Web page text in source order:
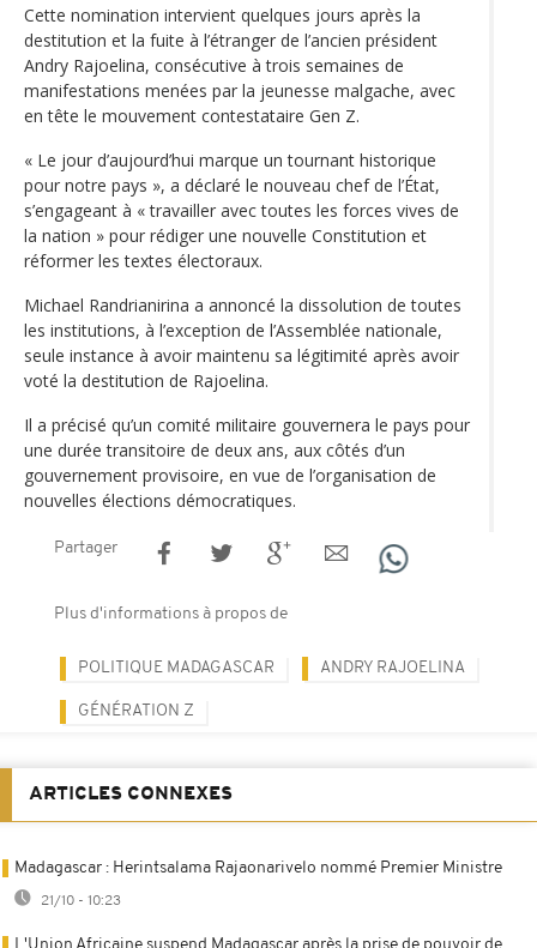
Cette nomination intervient quelques jours après la
destitution et la fuite à l’étranger de l’ancien président
Andry Rajoelina, consécutive à trois semaines de
manifestations menées par la jeunesse malgache, avec
en tête le mouvement contestataire Gen Z.
« Le jour d’aujourd’hui marque un tournant historique
pour notre pays », a déclaré le nouveau chef de l’État,
s’engageant à « travailler avec toutes les forces vives de
la nation » pour rédiger une nouvelle Constitution et
réformer les textes électoraux.
Michael Randrianirina a annoncé la dissolution de toutes
les institutions, à l’exception de l’Assemblée nationale,
seule instance à avoir maintenu sa légitimité après avoir
voté la destitution de Rajoelina.
Il a précisé qu’un comité militaire gouvernera le pays pour
une durée transitoire de deux ans, aux côtés d’un
gouvernement provisoire, en vue de l’organisation de
nouvelles élections démocratiques.
Partager
Plus d'informations à propos de
POLITIQUE MADAGASCAR ANDRY RAJOELINA
GÉNÉRATION Z
ARTICLES CONNEXES
Madagascar : Herintsalama Rajaonarivelo nommé Premier Ministre
21/10 - 10:23